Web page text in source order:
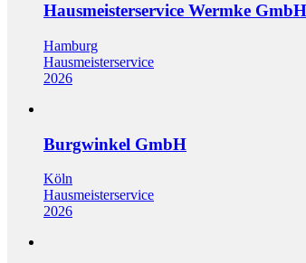
Hausmeisterservice Wermke GmbH
Hamburg
Hausmeisterservice
2026
Burgwinkel GmbH
Köln
Hausmeisterservice
2026